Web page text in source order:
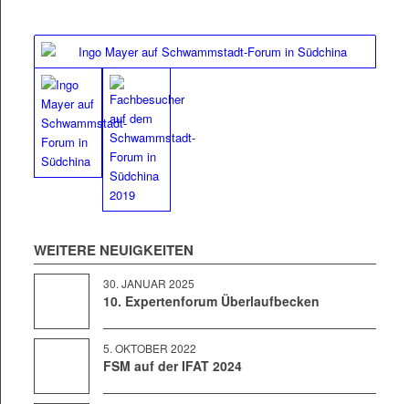
WEIT­ERE NEUIGKEITEN
30. JAN­U­AR 2025
10. Expertenforum Überlaufbecken
5. OKTO­BER 2022
FSM auf der IFAT 2024